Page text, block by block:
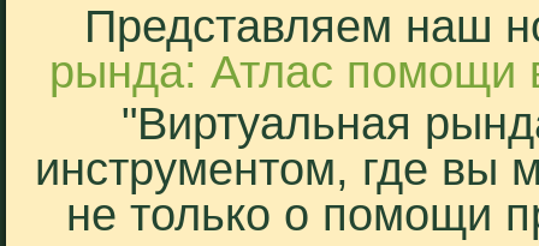
Представляем наш
рында: Атлас помощи
"Виртуальная
инструментом, где вы
не только о помощи